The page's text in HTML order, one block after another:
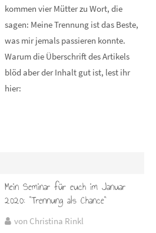
kommen vier Mütter zu Wort, die
sagen: Meine Trennung ist das Beste,
was mir jemals passieren konnte.
Warum die Überschrift des Artikels
blöd aber der Inhalt gut ist, lest ihr
hier:
Mein Seminar für euch im Januar
2020: "Trennung als Chance"
von Christina Rinkl